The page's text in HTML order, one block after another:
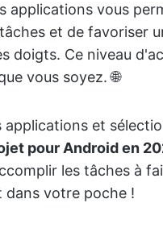
applications vous
et de favoriser
doigts. Ce niveau
vous soyez. 🌐
applications et
pour Android en
les tâches à
votre poche !